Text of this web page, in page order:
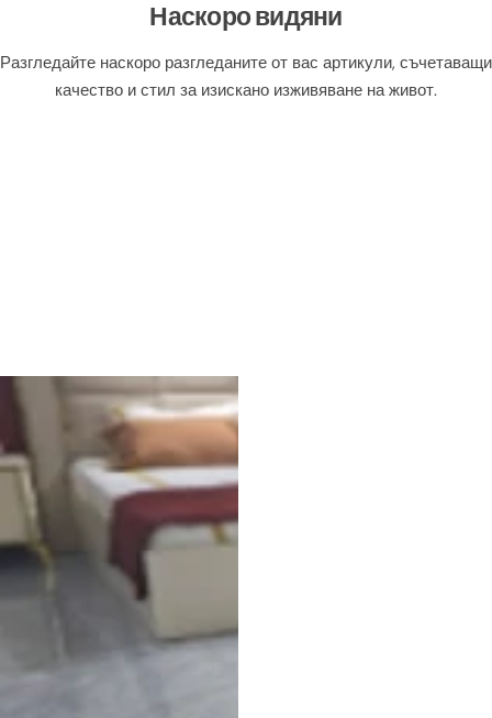
Наскоро видяни
Разгледайте наскоро разгледаните от вас артикули, съчетаващи
качество и стил за изискано изживяване на живот.